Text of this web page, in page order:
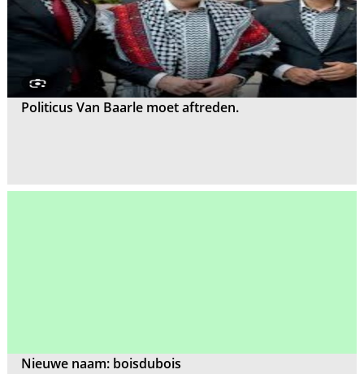
Politicus Van Baarle moet aftreden.
Nieuwe naam: boisdubois